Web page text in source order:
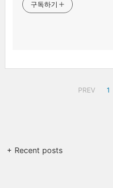
구독하기
PREV 1
+ Recent posts